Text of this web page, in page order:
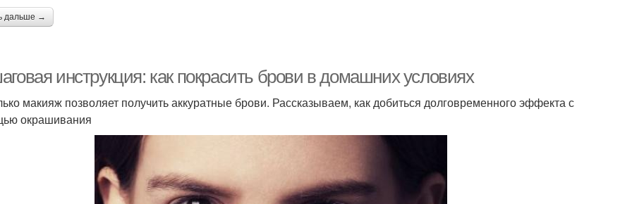
дальше →
инструкция: как покрасить брови в домашних условиях
макияж позволяет получить аккуратные брови. Рассказываем, как добиться долговременного эффекта с
окрашивания